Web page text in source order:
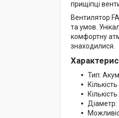
прищіпці
Вентилятор
та умов.
комфортну
знаходилися.
Тип:
Діаметр: